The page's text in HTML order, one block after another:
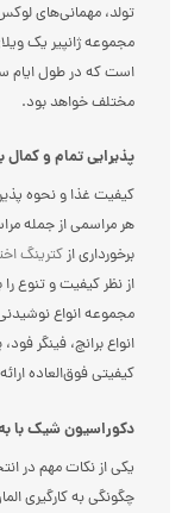
تولد، مهمانی‌های
مجموعه ژانپیر یک
است که در طول ایام
مختلف خواهد بود.
پذیرایی تمام و کمال
کیفیت غذا و نحوه
هر مراسمی از جمله
برخورداری ازکترینگ
از نظر کیفیت و تنوع
مجموعه انواع
انواع برانچ، فینگر
کیفیتی فوق‌العاده
دکوراسیون شیک با
یکی از نکات مهم در
چگونگی به کارگیری